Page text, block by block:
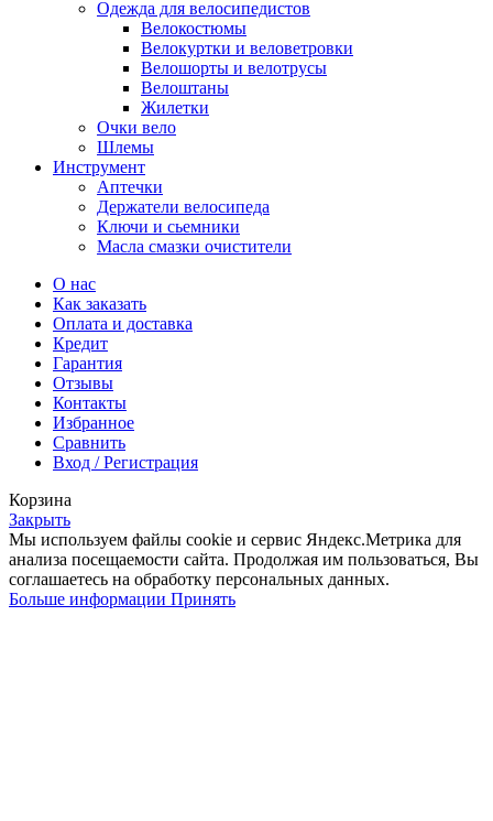
Одежда для велосипедистов
Велокостюмы
Велокуртки и веловетровки
Велошорты и велотрусы
Велоштаны
Жилетки
Очки вело
Шлемы
Инструмент
Аптечки
Держатели велосипеда
Ключи и сьемники
Масла смазки очистители
О нас
Как заказать
Оплата и доставка
Кредит
Гарантия
Отзывы
Контакты
Избранное
Сравнить
Вход / Регистрация
Корзина
Закрыть
Мы используем файлы cookie и сервис Яндекс.Метрика для
анализа посещаемости сайта. Продолжая им пользоваться, Вы
соглашаетесь на обработку персональных данных.
Больше информации Больше
Принять